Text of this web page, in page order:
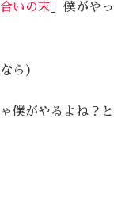
いの末 」僕がやっ
ら）
僕がやるよね？と